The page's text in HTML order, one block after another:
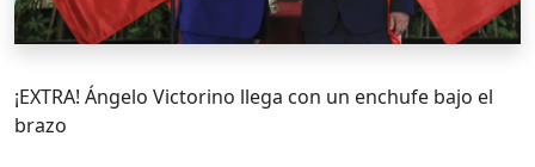
¡EXTRA! Ángelo Victorino llega con un enchufe bajo el
brazo